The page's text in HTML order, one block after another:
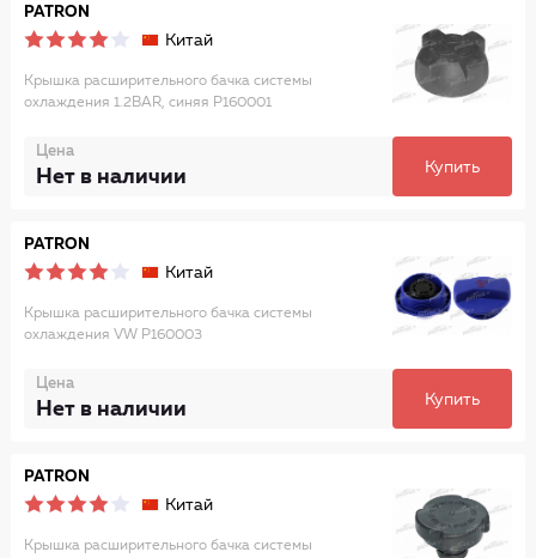
PATRON
Китай
Крышка расширительного бачка системы
охлаждения 1.2BAR, синяя P160001
Цена
Нет в наличии Купить
PATRON
Китай
Крышка расширительного бачка системы
охлаждения VW P160003
Цена
Нет в наличии Купить
PATRON
Китай
Крышка расширительного бачка системы